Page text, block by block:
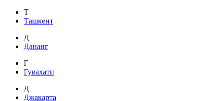
Т
Ташкент
Д
Дананг
Г
Гувахати
Д
Джакарта